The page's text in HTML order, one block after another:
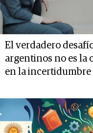
El verdadero
argentinos no es la
en la incertidumbre